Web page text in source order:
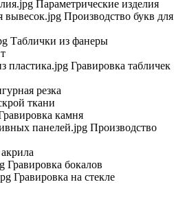
Параметрические изделия
Производство букв для
Таблички из фанеры
Гравировка табличек
резка
ткани
камня
Производство
Гравировка бокалов
Гравировка на стекле